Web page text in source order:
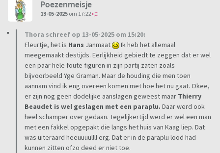
Poezenmeisje
13-05-2025 om 17:22
Thora schreef op 13-05-2025 om 15:20:
Fleurtje, het is Hans Janmaat
Ik heb het allemaal
meegemaakt destijds. Eerlijkheid gebiedt te zeggen dat er wel
een paar hele foute figuren in zijn partij zaten zoals
bijvoorbeeld Yge Graman. Maar de houding die men toen
aannam vind ik eng overeen komen met hoe het nu gaat. Okee,
er zijn nog geen dodelijke aanslagen geweest maar Thierry
Beaudet is wel geslagen met een paraplu. Daar werd ook
heel schamper over gedaan. Tegelijkertijd werd er wel een man
met een fakkel opgepakt die langs het huis van Kaag liep. Dat
was uiteraard heeuuuullll erg. Dat er in de paraplu lood had
kunnen zitten ofzo deed er niet toe.